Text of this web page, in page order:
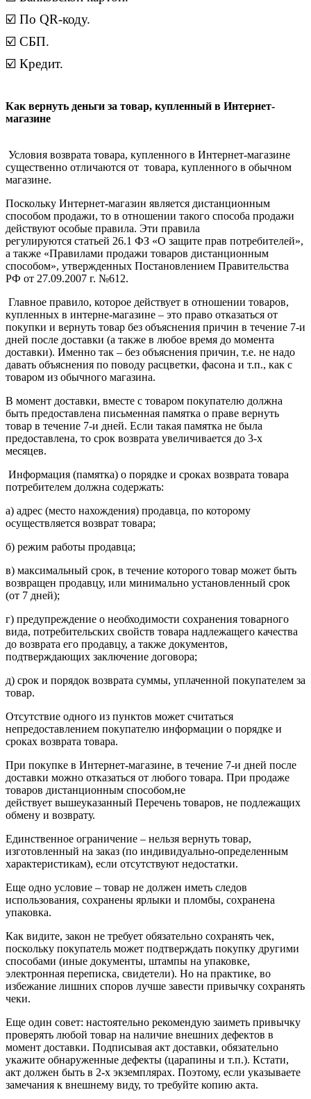
☑️ По QR-коду.
☑️ СБП.
☑️ Кредит.
Как вернуть деньги за товар, купленный в Интернет-
магазине
Условия возврата товара, купленного в Интернет-магазине
существенно отличаются от товара, купленного в обычном
магазине.
Поскольку Интернет-магазин является дистанционным
способом продажи, то в отношении такого способа продажи
действуют особые правила. Эти правила
регулируются статьей 26.1 ФЗ «О защите прав потребителей»,
а также «Правилами продажи товаров дистанционным
способом», утвержденных Постановлением Правительства
РФ от 27.09.2007 г. №612.
Главное правило, которое действует в отношении товаров,
купленных в интерне-магазине – это право отказаться от
покупки и вернуть товар без объяснения причин в течение 7-и
дней после доставки (а также в любое время до момента
доставки). Именно так – без объяснения причин, т.е. не надо
давать объяснения по поводу расцветки, фасона и т.п., как с
товаром из обычного магазина.
В момент доставки, вместе с товаром покупателю должна
быть предоставлена письменная памятка о праве вернуть
товар в течение 7-и дней. Если такая памятка не была
предоставлена, то срок возврата увеличивается до 3-х
месяцев.
Информация (памятка) о порядке и сроках возврата товара
потребителем должна содержать:
а) адрес (место нахождения) продавца, по которому
осуществляется возврат товара;
б) режим работы продавца;
в) максимальный срок, в течение которого товар может быть
возвращен продавцу, или минимально установленный срок
(от 7 дней);
г) предупреждение о необходимости сохранения товарного
вида, потребительских свойств товара надлежащего качества
до возврата его продавцу, а также документов,
подтверждающих заключение договора;
д) срок и порядок возврата суммы, уплаченной покупателем за
товар.
Отсутствие одного из пунктов может считаться
непредоставлением покупателю информации о порядке и
сроках возврата товара.
При покупке в Интернет-магазине, в течение 7-и дней после
доставки можно отказаться от любого товара. При продаже
товаров дистанционным способом,не
действует вышеуказанный Перечень товаров, не подлежащих
обмену и возврату.
Единственное ограничение – нельзя вернуть товар,
изготовленный на заказ (по индивидуально-определенным
характеристикам), если отсутствуют недостатки.
Еще одно условие – товар не должен иметь следов
использования, сохранены ярлыки и пломбы, сохранена
упаковка.
Как видите, закон не требует обязательно сохранять чек,
поскольку покупатель может подтверждать покупку другими
способами (иные документы, штампы на упаковке,
электронная переписка, свидетели). Но на практике, во
избежание лишних споров лучше завести привычку сохранять
чеки.
Еще один совет: настоятельно рекомендую заиметь привычку
проверять любой товар на наличие внешних дефектов в
момент доставки. Подписывая акт доставки, обязательно
укажите обнаруженные дефекты (царапины и т.п.). Кстати,
акт должен быть в 2-х экземплярах. Поэтому, если указываете
замечания к внешнему виду, то требуйте копию акта.